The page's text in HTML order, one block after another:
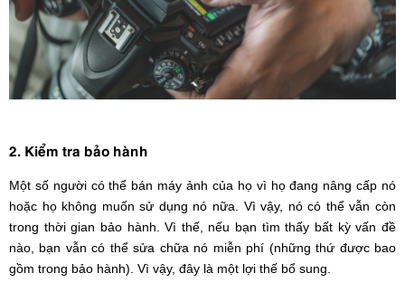
2. Kiểm tra bảo hành
Một số người có thể bán máy ảnh của họ vì họ đang nâng cấp nó
hoặc họ không muốn sử dụng nó nữa. Vì vậy, nó có thể vẫn còn
trong thời gian bảo hành. Vì thế, nếu bạn tìm thấy bất kỳ vấn đề
nào, bạn vẫn có thể sửa chữa nó miễn phí (những thứ được bao
gồm trong bảo hành). Vì vậy, đây là một lợi thế bổ sung.